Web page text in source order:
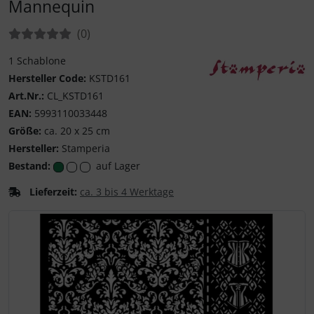
Mannequin
Bewertungen:(0Bewertungen
)
1 Schablone
Hersteller Code: KSTD161
Art.Nr.: CL_KSTD161
EAN: 5993110033448
Größe: ca. 20 x 25 cm
Hersteller: Stamperia
Bestand:
auf Lager
Lieferzeit: ca. 3 bis 4 Werktage